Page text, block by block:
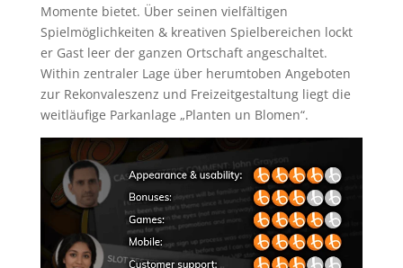
Momente bietet. Über seinen vielfältigen
Spielmöglichkeiten & kreativen Spielbereichen lockt
er Gast leer der ganzen Ortschaft angeschaltet.
Within zentraler Lage über herumtoben Angeboten
zur Rekonvaleszenz und Freizeitgestaltung liegt die
weitläufige Parkanlage „Planten un Blomen“.